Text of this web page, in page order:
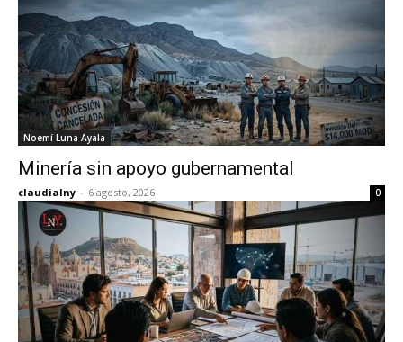
Noemí Luna Ayala
Minería sin apoyo gubernamental
claudialny - 6 agosto, 2026 0